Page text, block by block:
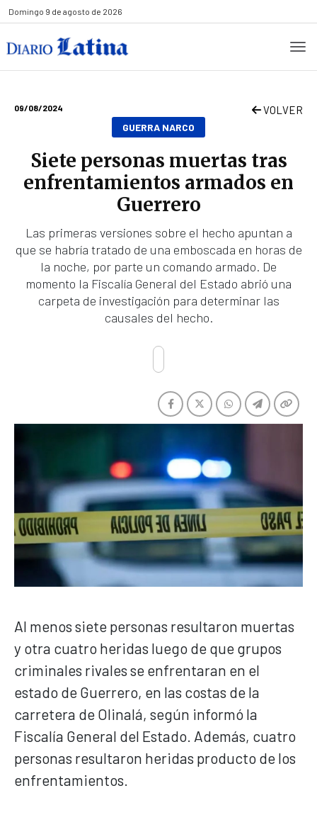
Domingo 9 de agosto de 2026
09/08/2024 VOLVER
GUERRA NARCO
Siete personas muertas tras
enfrentamientos armados en
Guerrero
Las primeras versiones sobre el hecho apuntan a
que se habría tratado de una emboscada en horas de
la noche, por parte un comando armado. De
momento la Fiscalía General del Estado abrió una
carpeta de investigación para determinar las
causales del hecho.
Al menos siete personas resultaron muertas
y otra cuatro heridas luego de que grupos
criminales rivales se enfrentaran en el
estado de Guerrero, en las costas de la
carretera de Olinalá, según informó la
Fiscalía General del Estado. Además, cuatro
personas resultaron heridas producto de los
enfrentamientos.